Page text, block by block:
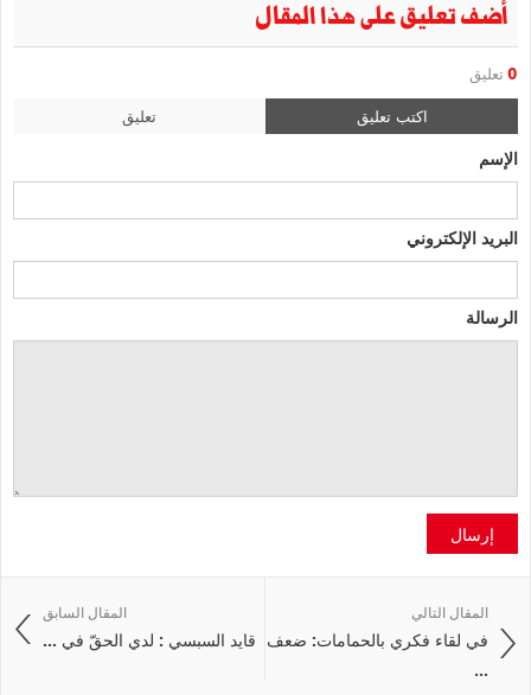
أضف تعليق على هذا المقال
0 تعليق
اكتب تعليق تعليق
الإسم
البريد الإلكتروني
الرسالة
إرسال
المقال السابق
قايد السبسي : لدي الحقّ في ...
المقال التالي
في لقاء فكري بالحمامات: ضعف
...